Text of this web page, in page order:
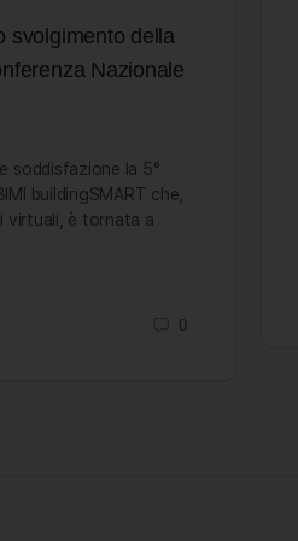
svolgimento della
Nazionale
soddisfazione la 5°
buildingSMART che,
virtuali, è tornata a
0